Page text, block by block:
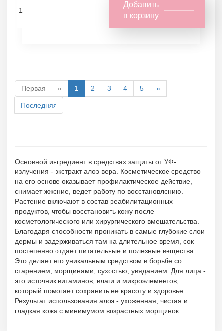
Добавить
в корзину
Первая « 1 2 3 4 5 »
Последняя
Основной ингредиент в средствах защиты от УФ-
излучения - экстракт алоэ вера. Косметическое средство
на его основе оказывает профилактическое действие,
снимает жжение, ведет работу по восстановлению.
Растение включают в состав реабилитационных
продуктов, чтобы восстановить кожу после
косметологического или хирургического вмешательства.
Благодаря способности проникать в самые глубокие слои
дермы и задерживаться там на длительное время, сок
постепенно отдает питательные и полезные вещества.
Это делает его уникальным средством в борьбе со
старением, морщинами, сухостью, увяданием. Для лица -
это источник витаминов, влаги и микроэлементов,
который помогает сохранить ее красоту и здоровье.
Результат использования алоэ - ухоженная, чистая и
гладкая кожа с минимумом возрастных морщинок.